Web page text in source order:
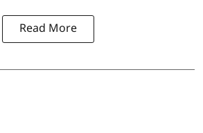
Read More